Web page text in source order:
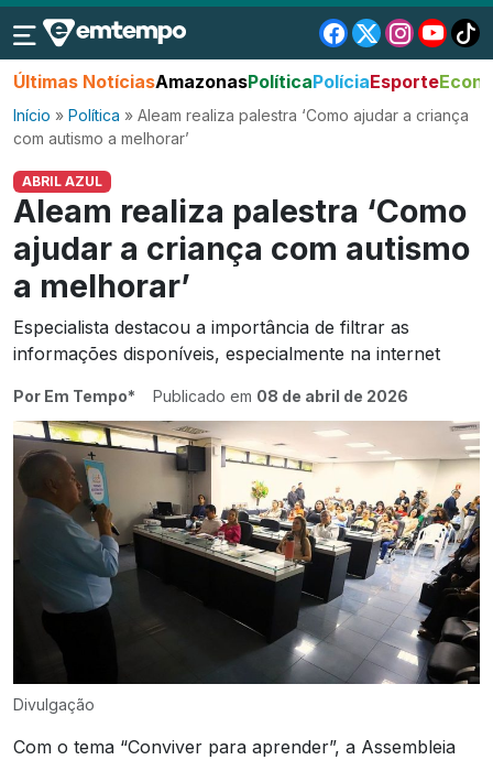
Últimas NotíciasAmazonasPolíticaPolíciaEsporte
Início » Política » Aleam realiza palestra ‘Como ajudar a criança
com autismo a melhorar’
ABRIL AZUL
Aleam realiza palestra ‘Como
ajudar a criança com autismo
a melhorar’
Especialista destacou a importância de filtrar as
informações disponíveis, especialmente na internet
Por Em Tempo* Publicado em 08 de abril de 2026
Divulgação
Com o tema “Conviver para aprender”, a Assembleia